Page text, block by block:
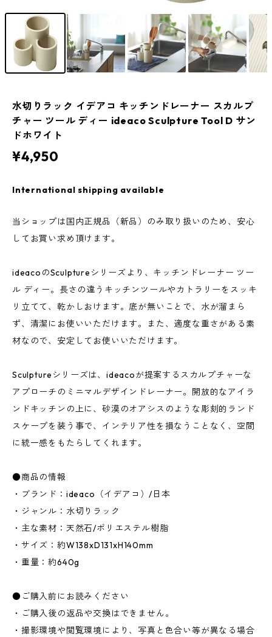
水切りラック イデアコ キッチンドレーナー スカルプ
チャー ツール ディー ideaco Sculpture Tool D サン
ドホワイト
¥4,950
International shipping available
当ショップは国内正規品（新品）のみ取り扱いのため、安心
してお買い求め頂けます。
ideacoのSculptureシリーズより、キッチンドレーナー ツー
ル ディー。長さの違うキッチンツールやカトラリーをスッキ
リ立てて、乾かしおけます。底が無いことで、水が溜まら
ず、清潔にお使いいただけます。また、適度な重さがある素
材なので、安定してお使いいただけます。
Sculptureシリーズは、ideacoが提案するスカルプチャーな
アプローチのミニマルデザインドレーナー。開放的なアイラ
ンドキッチンの上に、砂漠のオアシスのような彫刻的ランド
スケープを装う事で、インテリア性を損なうことなく、空間
に統一感をもたらしてくれます。
●商品の情報
・ブランド：ideaco（イデアコ）/日本
・ジャンル：水切りラック
・主な素材：天然石/ポリエステル樹脂
・サイズ：約W138xD131xH140mm
・重量：約640g
●ご購入前にお読みください
・ご購入後の返品や交換はできません。
・撮影環境や閲覧環境により、写真と色合い等が異なる場合